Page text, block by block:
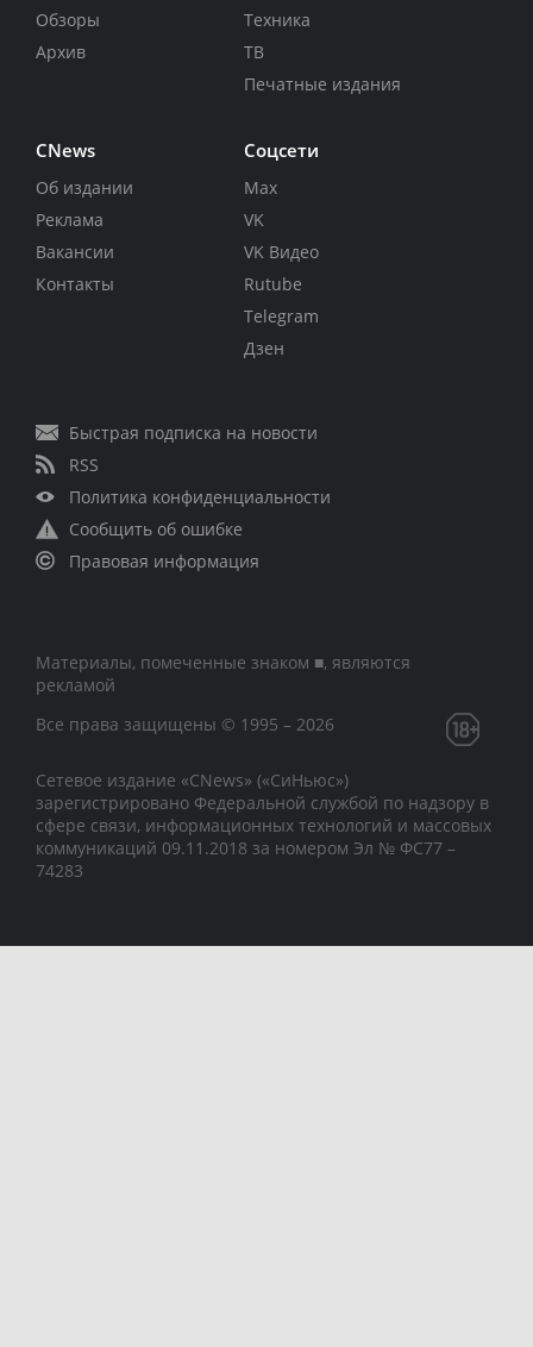
Обзоры
Архив
Техника
ТВ
Печатные издания
CNews
Об издании
Реклама
Вакансии
Контакты
Соцсети
Max
VK
VK Видео
Rutube
Telegram
Дзен
Быстрая подписка на новости
RSS
Политика конфиденциальности
Сообщить об ошибке
Правовая информация
Материалы, помеченные знаком ■, являются
рекламой
Все права защищены © 1995 – 2026
Сетевое издание «CNews» («СиНьюс»)
зарегистрировано Федеральной службой по надзору в
сфере связи, информационных технологий и массовых
коммуникаций 09.11.2018 за номером Эл № ФС77 –
74283